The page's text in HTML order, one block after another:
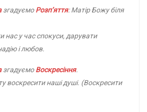
згадуємоРозп’яття: Матір Божу біля
нас у час спокуси, дарувати
і любов.
згадуємоВоскресіння.
воскресити наші душі. (Воскресити